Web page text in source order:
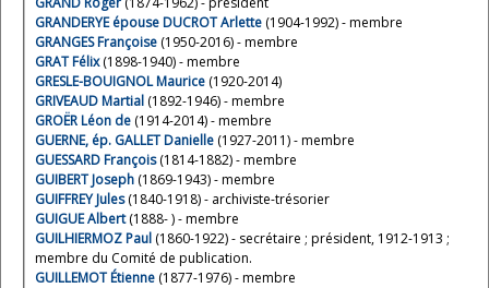
GRANDERYE épouse DUCROT Arlette (1904-1992) - membre
GRANGES Françoise (1950-2016) - membre
GRAT Félix(1898-1940) - membre
GRESLE-BOUIGNOL Maurice (1920-2014)
GRIVEAUD Martial (1892-1946) - membre
GROËR Léon de (1914-2014) - membre
GUERNE, ép. GALLET Danielle (1927-2011) - membre
GUESSARD François(1814-1882) - membre
GUIBERT Joseph (1869-1943) - membre
GUIFFREY Jules(1840-1918) - archiviste-trésorier
GUIGUE Albert(1888- ) - membre
GUILHIERMOZ Paul (1860-1922) - secrétaire ; président, 1912-1913 ;
membre du Comité de publication.
GUILLEMOT Étienne (1877-1976) - membre